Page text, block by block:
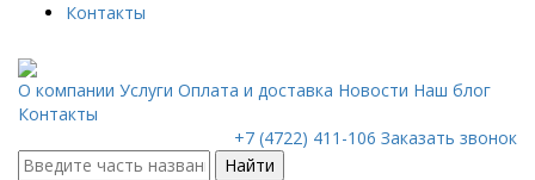
Контакты
О компании Услуги Оплата и доставка Новости Наш блог
Контакты
+7 (4722) 411-106 Заказать звонок
Найти